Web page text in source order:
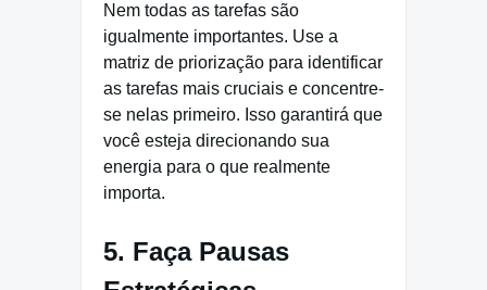
Nem todas as tarefas são
igualmente importantes. Use a
matriz de priorização para identificar
as tarefas mais cruciais e concentre-
se nelas primeiro. Isso garantirá que
você esteja direcionando sua
energia para o que realmente
importa.
5. Faça Pausas